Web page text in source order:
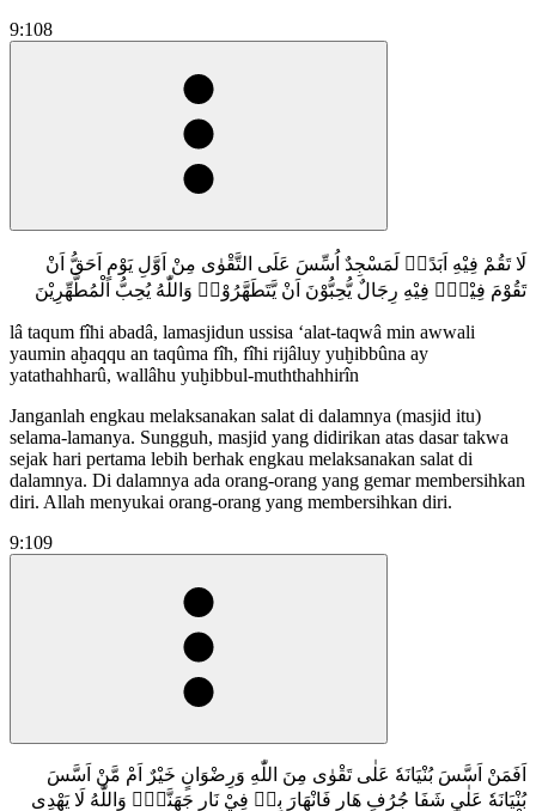
9:108
لَا تَقُمْ فِيْهِ اَبَدًاۗ لَمَسْجِدٌ اُسِّسَ عَلَى التَّقْوٰى مِنْ اَوَّلِ يَوْمٍ اَحَقُّ اَنْ
تَقُوْمَ فِيْهِۗ فِيْهِ رِجَالٌ يُّحِبُّوْنَ اَنْ يَّتَطَهَّرُوْاۗ وَاللّٰهُ يُحِبُّ الْمُطَّهِّرِيْنَ
lâ taqum fîhi abadâ, lamasjidun ussisa ‘alat-taqwâ min awwali
yaumin aḫaqqu an taqûma fîh, fîhi rijâluy yuḫibbûna ay
yatathahharû, wallâhu yuḫibbul-muththahhirîn
Janganlah engkau melaksanakan salat di dalamnya (masjid itu)
selama-lamanya. Sungguh, masjid yang didirikan atas dasar takwa
sejak hari pertama lebih berhak engkau melaksanakan salat di
dalamnya. Di dalamnya ada orang-orang yang gemar membersihkan
diri. Allah menyukai orang-orang yang membersihkan diri.
9:109
اَفَمَنْ اَسَّسَ بُنْيَانَهٗ عَلٰى تَقْوٰى مِنَ اللّٰهِ وَرِضْوَانٍ خَيْرٌ اَمْ مَّنْ اَسَّسَ
بُنْيَانَهٗ عَلٰى شَفَا جُرُفٍ هَارٍ فَانْهَارَ بِهٖ فِيْ نَارِ جَهَنَّمَۗ وَاللّٰهُ لَا يَهْدِى